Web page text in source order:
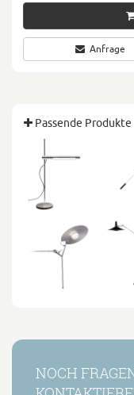
Anfrage
Passende Produkte
NOCH